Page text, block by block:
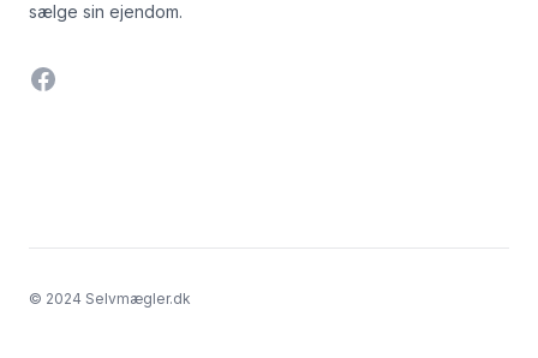
sælge sin ejendom.
Facebook
© 2024 Selvmægler.dk